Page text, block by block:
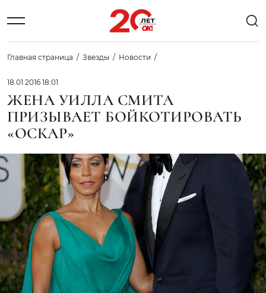
Главная страница Звезды Новости
18.01.2016 18:01
ЖЕНА УИЛЛА СМИТА
ПРИЗЫВАЕТ БОЙКОТИРОВАТЬ
«ОСКАР»